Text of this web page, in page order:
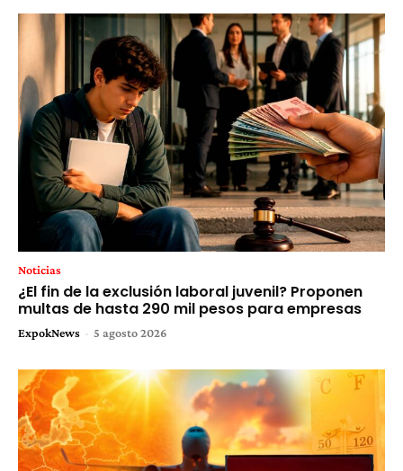
Noticias
¿El fin de la exclusión laboral juvenil? Proponen
multas de hasta 290 mil pesos para empresas
ExpokNews - 5 agosto 2026